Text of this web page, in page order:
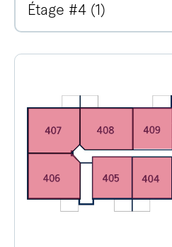
Étage #4 (1)